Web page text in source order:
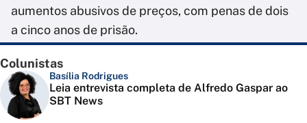
aumentos abusivos de preços, com penas de dois
a cinco anos de prisão.
Colunistas
Basília Rodrigues
Leia entrevista completa de Alfredo Gaspar ao
SBT News